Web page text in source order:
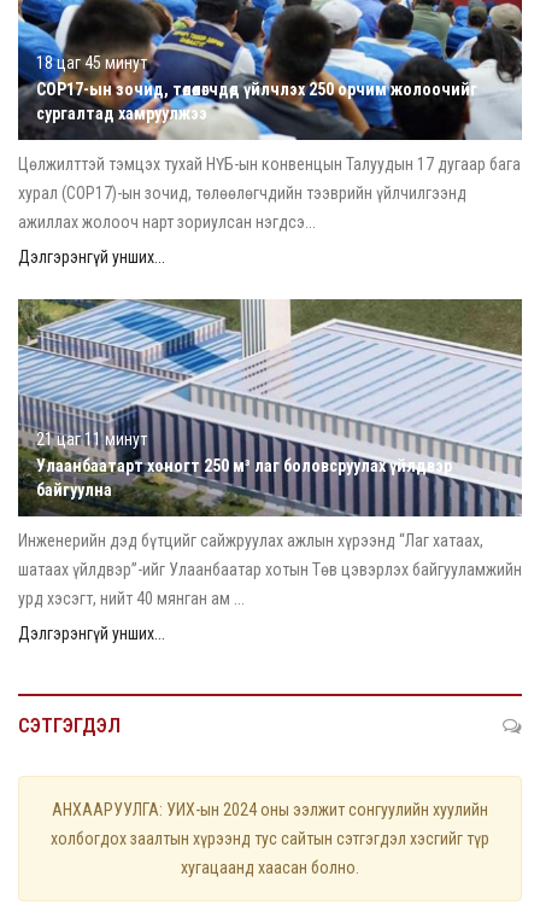
18 цаг 45 минут
COP17-ын зочид, төлөөлөгчдөд үйлчлэх 250 орчим жолоочийг
сургалтад хамруулжээ
Цөлжилттэй тэмцэх тухай НҮБ-ын конвенцын Талуудын 17 дугаар бага
хурал (COP17)-ын зочид, төлөөлөгчдийн тээврийн үйлчилгээнд
ажиллах жолооч нарт зориулсан нэгдсэ...
Дэлгэрэнгүй унших...
21 цаг 11 минут
Улаанбаатарт хоногт 250 м³ лаг боловсруулах үйлдвэр
байгуулна
Инженерийн дэд бүтцийг сайжруулах ажлын хүрээнд “Лаг хатаах,
шатаах үйлдвэр”-ийг Улаанбаатар хотын Төв цэвэрлэх байгууламжийн
урд хэсэгт, нийт 40 мянган ам ...
Дэлгэрэнгүй унших...
СЭТГЭГДЭЛ
АНХААРУУЛГА: УИХ-ын 2024 оны ээлжит сонгуулийн хуулийн
холбогдох заалтын хүрээнд тус сайтын сэтгэгдэл хэсгийг түр
хугацаанд хаасан болно.